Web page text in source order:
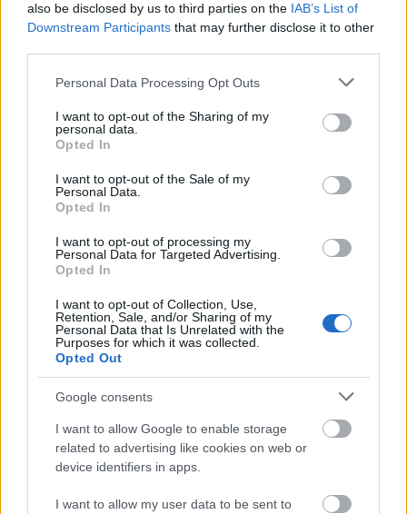
also be disclosed by us to third parties on the IAB’s List of
Downstream Participants that may further disclose it to other
Please note that this website/app uses one or more Google
not limited to your visit or usage behaviour. You may click to
grant or deny consent to Google and its third-party tags to
use your data for below specified purposes in below Google
consent section.
Personal Data Processing Opt Outs
I want to opt-out of the Sharing of my
personal data.
Opted In
I want to opt-out of the Sale of my
Personal Data.
Opted In
I want to opt-out of processing my
Personal Data for Targeted Advertising.
Opted In
I want to opt-out of Collection, Use,
Retention, Sale, and/or Sharing of my
Personal Data that Is Unrelated with the
Purposes for which it was collected.
Opted Out
Google consents
I want to allow Google to enable storage
related to advertising like cookies on web or
device identifiers in apps.
I want to allow my user data to be sent to
Πίσω από τη δικαστική και αστυνομική διάσταση της
υπόθεσης, υπάρχει πλέον ένα χωριό που πενθεί,
συγγενείς που ζητούν απαντήσεις και μια υπόθεση
ερωτήματα: τι προηγήθηκε του φονικού, ποιος ήταν ο
πραγματικός πυρήνας της σύγκρουσης και ποια
τι συνέβη μέσα στο σπίτι του Λόγγου.
Η «Πελοπόννησος» και το pelop.gr σε
ανοιχτή γραμμή με τον Πολίτη
Η φωνή σου έχει δύναμη – στείλε παράπονα,
καταγγελίες ή ιδέες για τη γειτονιά σου.
Viber:+306909196125